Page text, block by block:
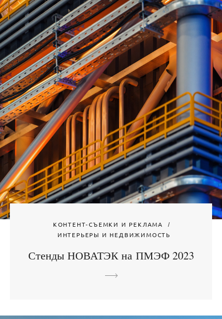
КОНТЕНТ-СЪЕМКИ И РЕКЛАМА
ИНТЕРЬЕРЫ И НЕДВИЖИМОСТЬ
Стенды НОВАТЭК на ПМЭФ 2023